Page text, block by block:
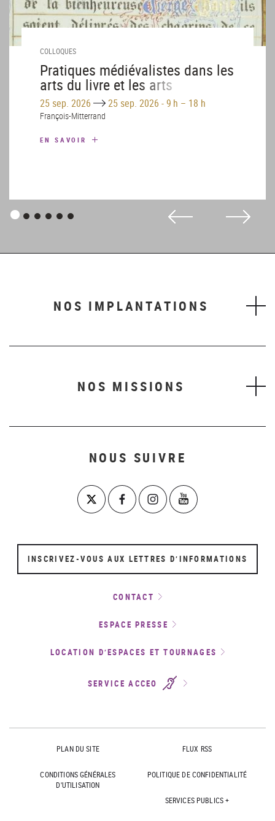
COLLOQUES
Pratiques médiévalistes dans les
arts du livre et les arts
décoratifs (1800-1950)
25 sep. 2026 Until25 sep. 2026 -9 h – 18 h
François-Mitterrand
EN SAVOIR
Panneau
Panneau
Panneau
Panneau
Panneau
Panneau
NOS IMPLANTATIONS
NOS MISSIONS
NOUS SUIVRE
INSCRIVEZ-VOUS AUX LETTRES D’INFORMATIONS
CONTACT
ESPACE PRESSE
LOCATION D’ESPACES ET TOURNAGES
SERVICE ACCEO
PLAN DU SITE FLUX RSS
CONDITIONS GÉNÉRALES
D'UTILISATION
POLITIQUE DE CONFIDENTIALITÉ
SERVICES PUBLICS +